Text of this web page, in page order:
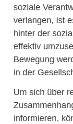
soziale
verlangen, ist
hinter der
effektiv
Bewegung
in der
Um sich über
informieren,